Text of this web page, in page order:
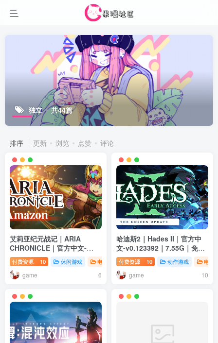
独立 共44篇
排序 更新 浏览 点赞 评论
艾莉亚纪元战记｜ARIA
CHRONICLE｜官方中文-
v1.2.1.1｜1.10G｜免安装
付费资源 10 休闲游戏 电脑游戏 策略游戏
game 6
哈迪斯2｜Hades II｜官方中
文-v0.123392｜7.55G｜免安
装付费资源 10 动作游戏 电脑
game 10